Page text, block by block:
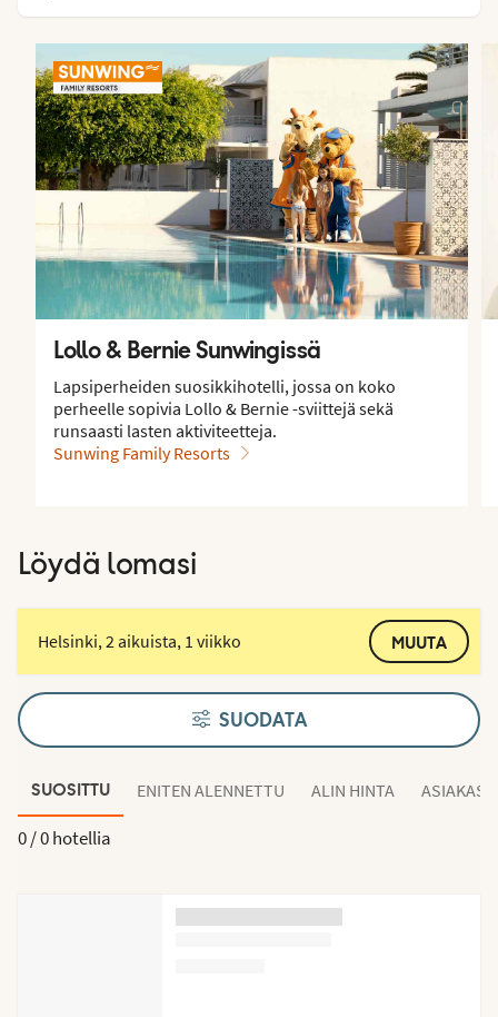
Lollo & Bernie Sunwingissä
Lapsiperheiden suosikkihotelli, jossa on koko
perheelle sopivia Lollo & Bernie -sviittejä sekä
runsaasti lasten aktiviteetteja.
Sunwing Family Resorts
Löydä lomasi
Helsinki, 2 aikuista, 1 viikko MUUTA
SUODATA
SUOSITTU ENITEN ALENNETTU ALIN HINTA
0 /0 hotellia